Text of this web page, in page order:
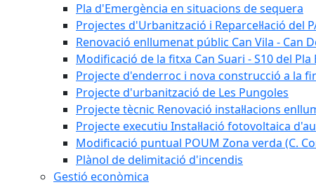
Pla d'Emergència en situacions de sequera
Projectes d'Urbanització i Reparcel·lació del
Renovació enllumenat públic Can Vila - Can
Modificació de la fitxa Can Suari - S10 del Pla
Projecte d'enderroc i nova construcció a la
Projecte d'urbanització de Les Pungoles
Projecte tècnic Renovació instal·lacions
Projecte executiu Instal·lació fotovoltaica
Modificació puntual POUM Zona verda (C.
Plànol de delimitació d'incendis
Gestió econòmica